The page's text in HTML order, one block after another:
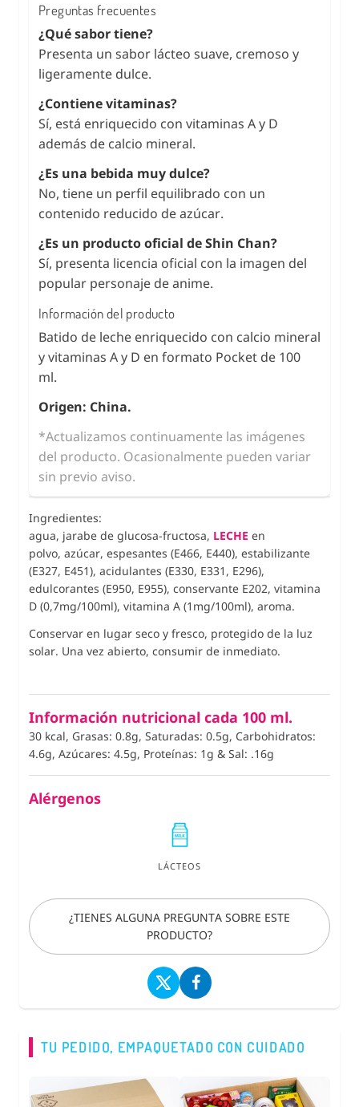
Preguntas frecuentes
¿Qué sabor tiene?
Presenta un sabor lácteo suave, cremoso y
ligeramente dulce.
¿Contiene vitaminas?
Sí, está enriquecido con vitaminas A y D
además de calcio mineral.
¿Es una bebida muy dulce?
No, tiene un perfil equilibrado con un
contenido reducido de azúcar.
¿Es un producto oficial de Shin Chan?
Sí, presenta licencia oficial con la imagen del
popular personaje de anime.
Información del producto
Batido de leche enriquecido con calcio mineral
y vitaminas A y D en formato Pocket de 100
ml.
Origen: China.
*Actualizamos continuamente las imágenes
del producto. Ocasionalmente pueden variar
sin previo aviso.
Ingredientes:
agua, jarabe de glucosa-fructosa, LECHE en
polvo, azúcar, espesantes (E466, E440), estabilizante
(E327, E451), acidulantes (E330, E331, E296),
edulcorantes (E950, E955), conservante E202, vitamina
D (0,7mg/100ml), vitamina A (1mg/100ml), aroma.
Conservar en lugar seco y fresco, protegido de la luz
solar. Una vez abierto, consumir de inmediato.
Información nutricional cada 100 ml.
30 kcal, Grasas: 0.8g, Saturadas: 0.5g, Carbohidratos:
4.6g, Azúcares: 4.5g, Proteínas: 1g & Sal: .16g
Alérgenos
LÁCTEOS
¿TIENES ALGUNA PREGUNTA SOBRE ESTE
PRODUCTO?
TU PEDIDO, EMPAQUETADO CON CUIDADO